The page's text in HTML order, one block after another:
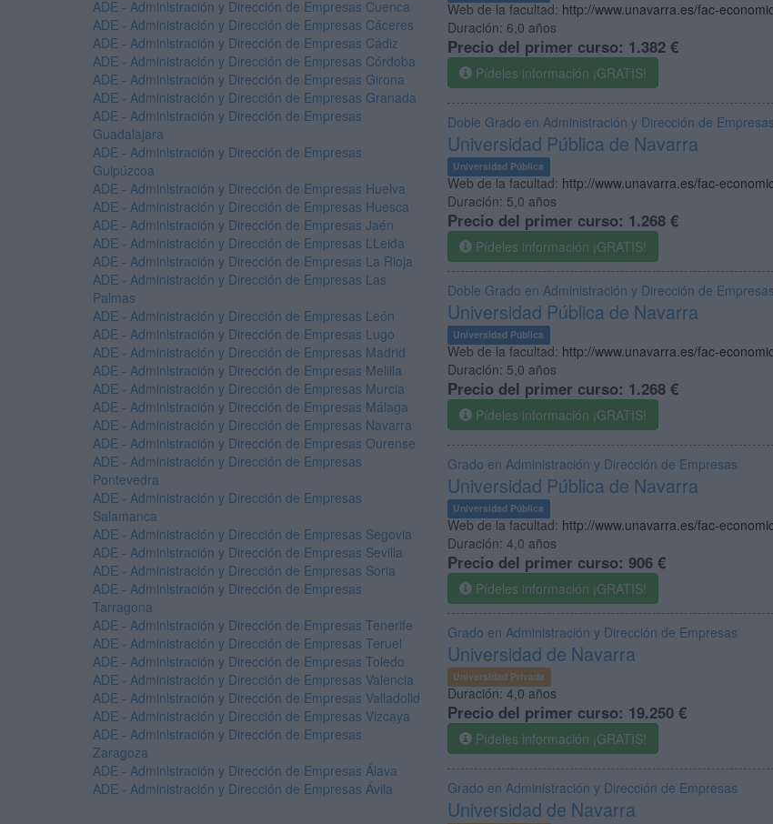
Web de la facultad: http://www.unavarra.es/fac-
Duración: 6,0 años
Precio del primer curso: 1.382 €
Pídeles información ¡GRATIS!
Doble Grado en Administración y Dirección de
Universidad Pública de Navarra
Universidad Pública
Web de la facultad: http://www.unavarra.es/fac-
Duración: 5,0 años
Precio del primer curso: 1.268 €
Pídeles información ¡GRATIS!
Doble Grado en Administración y Dirección de
Universidad Pública de Navarra
Universidad Pública
Web de la facultad: http://www.unavarra.es/fac-
Duración: 5,0 años
Precio del primer curso: 1.268 €
Pídeles información ¡GRATIS!
Grado en Administración y Dirección de Empresas
Universidad Pública de Navarra
Universidad Pública
Web de la facultad: http://www.unavarra.es/fac-
Duración: 4,0 años
Precio del primer curso: 906 €
Pídeles información ¡GRATIS!
Grado en Administración y Dirección de Empresas
Universidad de Navarra
Universidad Privada
Duración: 4,0 años
Precio del primer curso: 19.250 €
Pídeles información ¡GRATIS!
Grado en Administración y Dirección de Empresas
Universidad de Navarra
ADE - Administración y Dirección de Empresas Cuenca
ADE - Administración y Dirección de Empresas Cáceres
ADE - Administración y Dirección de Empresas Cádiz
ADE - Administración y Dirección de Empresas Córdoba
ADE - Administración y Dirección de Empresas Girona
ADE - Administración y Dirección de Empresas Granada
ADE - Administración y Dirección de Empresas
Guadalajara
ADE - Administración y Dirección de Empresas
Guipúzcoa
ADE - Administración y Dirección de Empresas Huelva
ADE - Administración y Dirección de Empresas Huesca
ADE - Administración y Dirección de Empresas Jaén
ADE - Administración y Dirección de Empresas LLeida
ADE - Administración y Dirección de Empresas La Rioja
ADE - Administración y Dirección de Empresas Las
Palmas
ADE - Administración y Dirección de Empresas León
ADE - Administración y Dirección de Empresas Lugo
ADE - Administración y Dirección de Empresas Madrid
ADE - Administración y Dirección de Empresas Melilla
ADE - Administración y Dirección de Empresas Murcia
ADE - Administración y Dirección de Empresas Málaga
ADE - Administración y Dirección de Empresas Navarra
ADE - Administración y Dirección de Empresas Ourense
ADE - Administración y Dirección de Empresas
Pontevedra
ADE - Administración y Dirección de Empresas
Salamanca
ADE - Administración y Dirección de Empresas Segovia
ADE - Administración y Dirección de Empresas Sevilla
ADE - Administración y Dirección de Empresas Soria
ADE - Administración y Dirección de Empresas
Tarragona
ADE - Administración y Dirección de Empresas Tenerife
ADE - Administración y Dirección de Empresas Teruel
ADE - Administración y Dirección de Empresas Toledo
ADE - Administración y Dirección de Empresas Valencia
ADE - Administración y Dirección de Empresas Valladolid
ADE - Administración y Dirección de Empresas Vizcaya
ADE - Administración y Dirección de Empresas
Zaragoza
ADE - Administración y Dirección de Empresas Álava
ADE - Administración y Dirección de Empresas Ávila